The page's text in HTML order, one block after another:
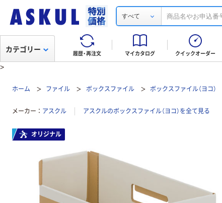
すべて
履歴・再注文 マイカタログ クイックオーダー
カテゴリー
>
ホーム ファイル ボックスファイル ボックスファイル（ヨコ）
メーカー アスクル アスクルのボックスファイル（ヨコ）を全て見る
オリジナル